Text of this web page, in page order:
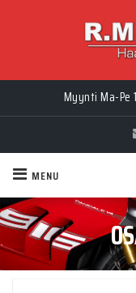
Myynti Ma-Pe
MENU